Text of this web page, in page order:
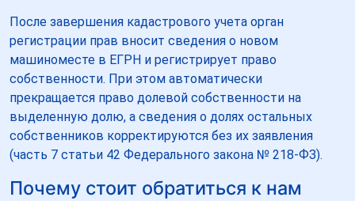
После завершения кадастрового учета орган
регистрации прав вносит сведения о новом
машиноместе в ЕГРН и регистрирует право
собственности. При этом автоматически
прекращается право долевой собственности на
выделенную долю, а сведения о долях остальных
собственников корректируются без их заявления
(часть 7 статьи 42 Федерального закона № 218-ФЗ).
Почему стоит обратиться к нам